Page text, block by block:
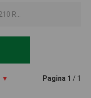
▼ Pagina 1 / 1